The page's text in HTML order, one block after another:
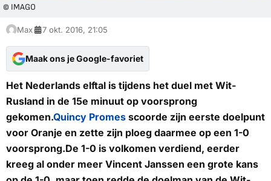
© IMAGO
Max 7 okt. 2016, 21:05
Maak ons je Google-favoriet
Het Nederlands elftal is tijdens het duel met Wit-
Rusland in de 15e minuut op voorsprong
gekomen.Quincy Promes scoorde zijn eerste doelpunt
voor Oranje en zette zijn ploeg daarmee op een 1-0
voorsprong.De 1-0 is volkomen verdiend, eerder
kreeg al onder meer Vincent Janssen een grote kans